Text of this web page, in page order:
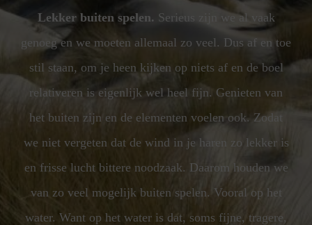
Lekker buiten spelen. Serieus zijn we al vaak
genoeg en we moeten allemaal zo veel. Dus af en toe
stil staan, om je heen kijken op niets af en de boel
relativeren is eigenlijk wel heel fijn. Genieten van
het buiten zijn en de elementen voelen ook. Zodat
we niet vergeten dat de wind in je haren zo lekker is
en frisse lucht bittere noodzaak. Daarom houden we
van zo veel mogelijk buiten spelen. Vooral op het
water. Want op het water is dat, soms fijne, tragere,